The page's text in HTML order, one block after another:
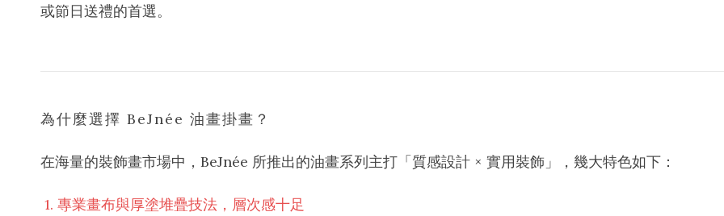
或節日送禮的首選。
為什麼選擇 BeJnée 油畫掛畫？
在海量的裝飾畫市場中，BeJnée 所推出的油畫系列主打「質感設計 × 實用裝飾」，幾大特色如下：
1. 專業畫布與厚塗堆疊技法，層次感十足